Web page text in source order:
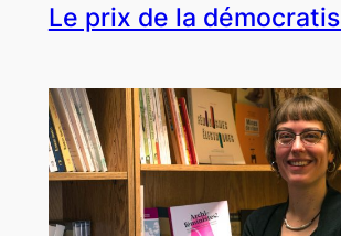
Le prix de la